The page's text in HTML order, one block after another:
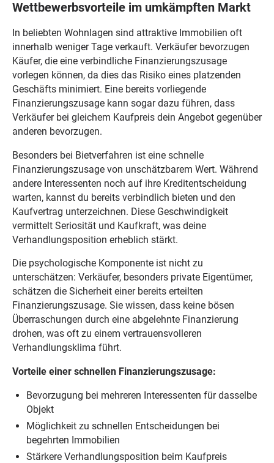
Wettbewerbsvorteile im umkämpften Markt
In beliebten Wohnlagen sind attraktive Immobilien oft
innerhalb weniger Tage verkauft. Verkäufer bevorzugen
Käufer, die eine verbindliche Finanzierungszusage
vorlegen können, da dies das Risiko eines platzenden
Geschäfts minimiert. Eine bereits vorliegende
Finanzierungszusage kann sogar dazu führen, dass
Verkäufer bei gleichem Kaufpreis dein Angebot gegenüber
anderen bevorzugen.
Besonders bei Bietverfahren ist eine schnelle
Finanzierungszusage von unschätzbarem Wert. Während
andere Interessenten noch auf ihre Kreditentscheidung
warten, kannst du bereits verbindlich bieten und den
Kaufvertrag unterzeichnen. Diese Geschwindigkeit
vermittelt Seriosität und Kaufkraft, was deine
Verhandlungsposition erheblich stärkt.
Die psychologische Komponente ist nicht zu
unterschätzen: Verkäufer, besonders private Eigentümer,
schätzen die Sicherheit einer bereits erteilten
Finanzierungszusage. Sie wissen, dass keine bösen
Überraschungen durch eine abgelehnte Finanzierung
drohen, was oft zu einem vertrauensvolleren
Verhandlungsklima führt.
Vorteile einer schnellen Finanzierungszusage:
Bevorzugung bei mehreren Interessenten für dasselbe
Objekt
Möglichkeit zu schnellen Entscheidungen bei
begehrten Immobilien
Stärkere Verhandlungsposition beim Kaufpreis